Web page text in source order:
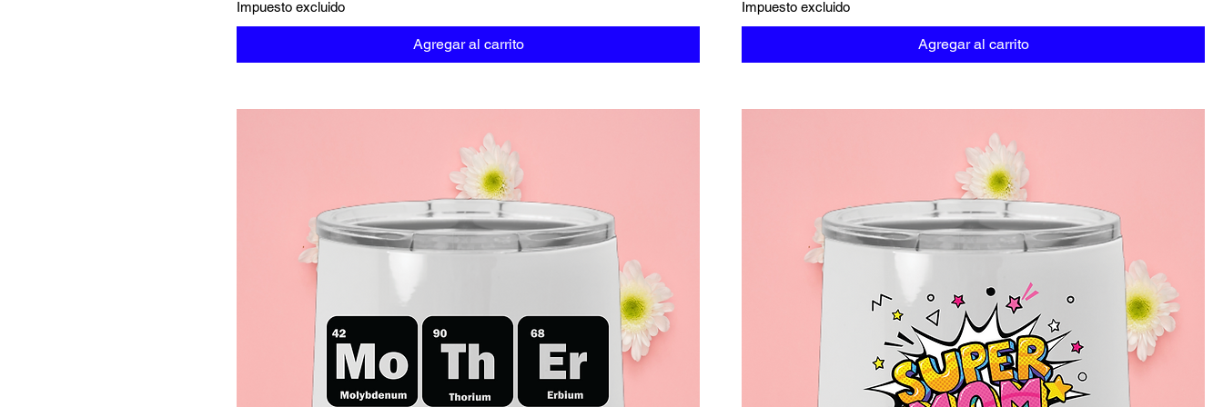
Impuesto excluido
Agregar al carrito
Impuesto excluido
Agregar al carrito